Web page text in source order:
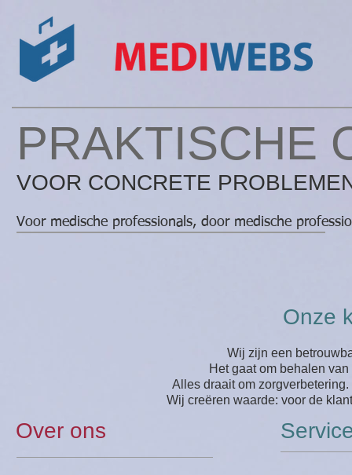
PRAKTISCHE
​VOOR CONCRETE
Voor medische professionals, door medische
Onze
Wij zijn een
Het gaat om behalen
Alles draait om
Wij creëren waarde: voor de
Over ons